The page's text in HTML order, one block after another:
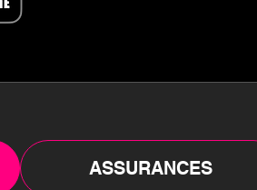
ASSURANCES